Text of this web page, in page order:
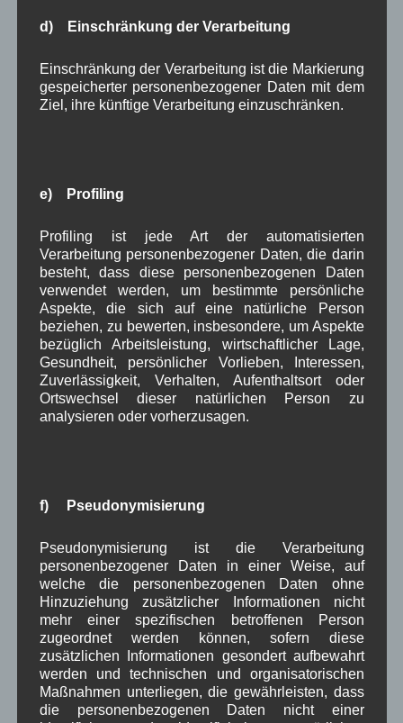
um Wallgau(258)
Schlagwörter
Arbeitsmarkt ,Asyl
Bildergalerie , Brauchtum ,Corona ,
Dorferneuerung , Dorfleben ,
Dorfplatz Energiewende Fest ,G7
Gesundheit , Gewerbe , Haushalt ,
historische Bilder Infrastruktur Isarkies
Kirche ,Kunsthandwerk ,Landwirtschaft
TV Umfrage , Veranstaltung
Verwaltung , Video
Vorstand Dorferneuerung , Woiga.de
Zeitung , Zigarettensteig
Bauernregel im August
d) Einschränkung der Verarbeitung
Einschränkung der Verarbeitung ist die Markierung
gespeicherter personenbezogener Daten mit dem
Ziel, ihre künftige Verarbeitung einzuschränken.
e) Profiling
Profiling ist jede Art der automatisierten
Verarbeitung personenbezogener Daten, die darin
besteht, dass diese personenbezogenen Daten
verwendet werden, um bestimmte persönliche
Aspekte, die sich auf eine natürliche Person
beziehen, zu bewerten, insbesondere, um Aspekte
bezüglich Arbeitsleistung, wirtschaftlicher Lage,
Gesundheit, persönlicher Vorlieben, Interessen,
Zuverlässigkeit, Verhalten, Aufenthaltsort oder
Ortswechsel dieser natürlichen Person zu
analysieren oder vorherzusagen.
f) Pseudonymisierung
Pseudonymisierung ist die Verarbeitung
personenbezogener Daten in einer Weise, auf
welche die personenbezogenen Daten ohne
Hinzuziehung zusätzlicher Informationen nicht
mehr einer spezifischen betroffenen Person
zugeordnet werden können, sofern diese
zusätzlichen Informationen gesondert aufbewahrt
werden und technischen und organisatorischen
Maßnahmen unterliegen, die gewährleisten, dass
die personenbezogenen Daten nicht einer